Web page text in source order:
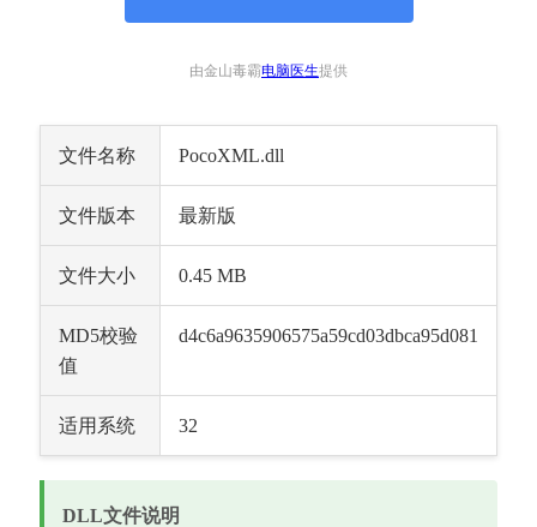
由金山毒霸电脑医生提供
文件名称 PocoXML.dll
文件版本 最新版
文件大小 0.45 MB
MD5校验
值
d4c6a9635906575a59cd03dbca95d081
适用系统 32
DLL文件说明